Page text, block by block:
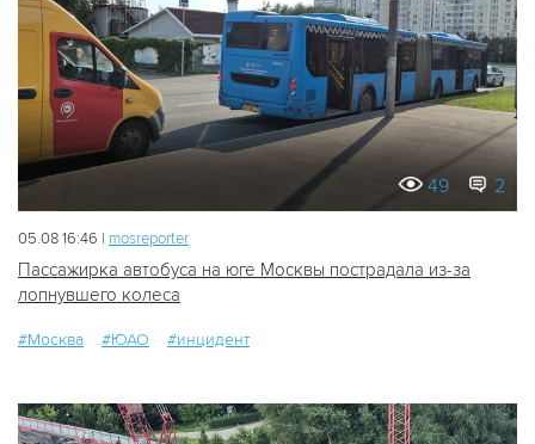
49 2
05.08 16:46 | mosreporter
Пассажирка автобуса на юге Москвы пострадала из-за
лопнувшего колеса
#Москва #ЮАО #инцидент